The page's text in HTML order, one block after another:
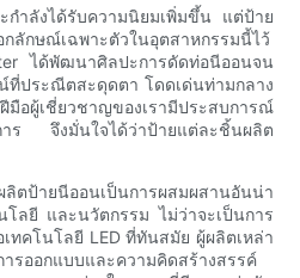
กำลังได้รับความนิยมเพิ่มขึ้น แต่ป้าย
กลักษณ์เฉพาะตัวในอุตสาหกรรมนี้ไว้
ได้พัฒนาศิลปะการดัดท่อนีออนจน
ประณีตสะดุดตา โดดเด่นท่ามกลาง
อผู้เชี่ยวชาญของเรามีประสบการณ์
าร จึงมั่นใจได้ว่าป้ายแต่ละชิ้นผลิต
ายนีออนเป็นการผสมผสานอันน่า
โลยี และนวัตกรรม ไม่ว่าจะเป็นการ
ทคโนโลยี LED ที่ทันสมัย ​​ผู้ผลิตเหล่า
รออกแบบและความคิดสร้างสรรค์